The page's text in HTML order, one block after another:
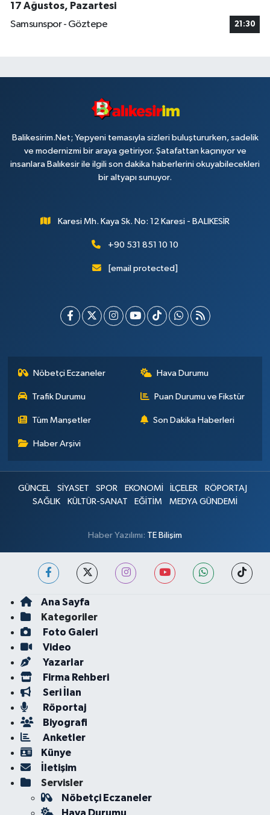
17 Ağustos, Pazartesi
Samsunspor - Göztepe
21:30
Balikesirim.Net; Yepyeni temasıyla sizleri buluştururken, sadelik
ve modernizmi bir araya getiriyor. Şatafattan kaçınıyor ve
insanlara Balıkesir ile ilgili son dakika haberlerini okuyabilecekleri
bir altyapı sunuyor.
Karesi Mh. Kaya Sk. No: 12 Karesi - BALIKESİR
+90 531 851 10 10
[email protected]
Nöbetçi Eczaneler Hava Durumu
Trafik Durumu Puan Durumu ve Fikstür
Tüm Manşetler Son Dakika Haberleri
Haber Arşivi
GÜNCEL SİYASET SPOR EKONOMİ İLÇELER
RÖPORTAJ
SAĞLIK
KÜLTÜR-SANAT EĞİTİM MEDYA GÜNDEMİ
Haber Yazılımı: TE Bilişim
Ana Sayfa
Kategoriler
Foto Galeri
Video
Yazarlar
Firma Rehberi
Seri İlan
Röportaj
Biyografi
Anketler
Künye
İletişim
Servisler
Nöbetçi Eczaneler
Hava Durumu